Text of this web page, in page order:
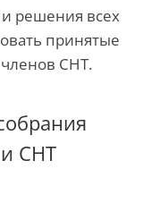
решения всех
принятые
СНТ.
СНТ